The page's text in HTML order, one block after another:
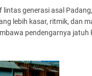
generasi asal
lebih kasar, ritmik, dan
pendengarnya